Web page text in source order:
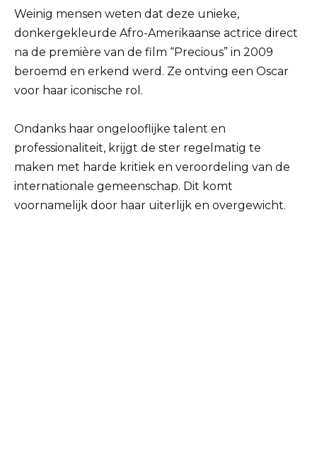
Weinig mensen weten dat deze unieke,
donkergekleurde Afro-Amerikaanse actrice direct
na de première van de film “Precious” in 2009
beroemd en erkend werd. Ze ontving een Oscar
voor haar iconische rol.
Ondanks haar ongelooflijke talent en
professionaliteit, krijgt de ster regelmatig te
maken met harde kritiek en veroordeling van de
internationale gemeenschap. Dit komt
voornamelijk door haar uiterlijk en overgewicht.